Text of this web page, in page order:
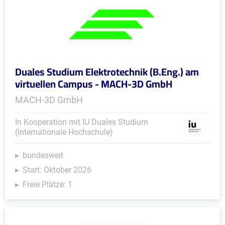
Duales Studium Elektrotechnik (B.Eng.) am
virtuellen Campus - MACH-3D GmbH
MACH-3D GmbH
In Kooperation mit IU Duales Studium
(Internationale Hochschule)
bundesweit
Start: Oktober 2026
Freie Plätze: 1